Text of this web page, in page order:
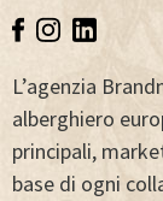
L’agenzia
alberghiero
principali,
base di ogni